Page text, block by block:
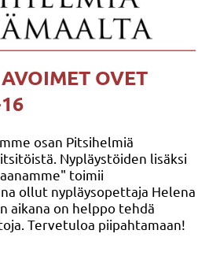
OVET
osan Pitsihelmiä
Nypläystöiden lisäksi
toimii
ollut nypläysopettaja Helena
aikana on helppo tehdä
Tervetuloa piipahtamaan!